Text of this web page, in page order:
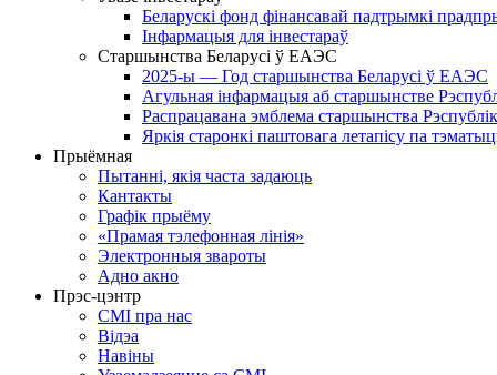
Беларускі фонд фінансавай падтрымкі
Інфармацыя для інвестараў
Старшынства Беларусі ў ЕАЭС
2025-ы — Год старшынства Беларусі ў ЕАЭС
Агульная інфармацыя аб старшынстве
Распрацавана эмблема старшынства
Яркія старонкі паштовага летапісу па
Прыёмная
Пытанні, якія часта задаюць
Кантакты
Графік прыёму
«Прамая тэлефонная лінія»
Электронныя звароты
Адно акно
Прэс-цэнтр
СМІ пра нас
Відэа
Навіны